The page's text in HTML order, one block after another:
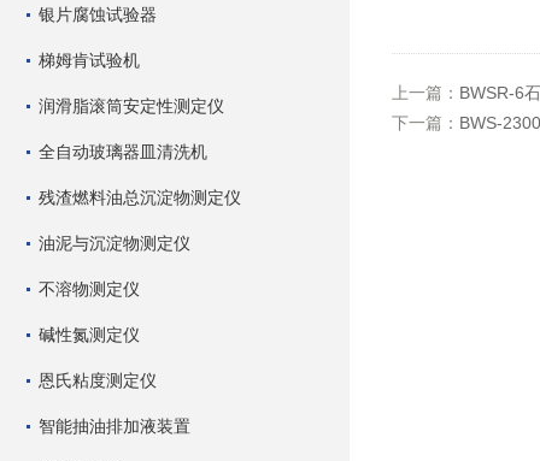
银片腐蚀试验器
梯姆肯试验机
润滑脂滚筒安定性测定仪
全自动玻璃器皿清洗机
残渣燃料油总沉淀物测定仪
油泥与沉淀物测定仪
不溶物测定仪
碱性氮测定仪
恩氏粘度测定仪
智能抽油排加液装置
上一篇： BWSR-6
下一篇： BWS-